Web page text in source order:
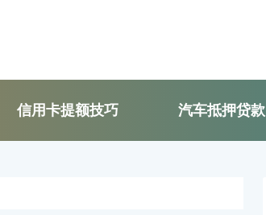
信用卡提额技巧 汽车抵押贷款